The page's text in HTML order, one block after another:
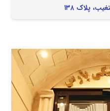
پلاک ۱۳۸